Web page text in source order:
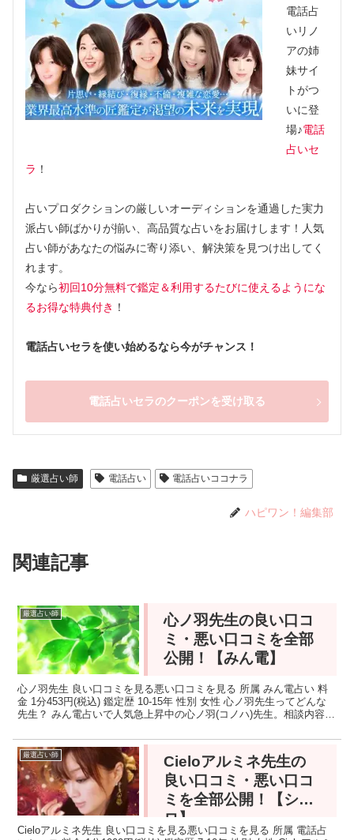
電話占
いリノ
アの姉
妹サイ
トがつ
いに登
場♪電話
占いセ
ラ ！
占いプロダクションの厳しいオーディションを通過した実力
派占い師ばかりが揃い、高品質な占いをお届けします！人気
占い師があなたの悩みに寄り添い、解決策を見つけ出してく
れます。
今なら初回10分無料で鑑定＆利用するたびに使えるようにな
るお得な特典付き ！
電話占いセラを使い始めるなら今がチャンス！
電話占いセラのクーポンを受け取る
厳選占い師 電話占い 電話占いココナラ
ハピワン！編集部
関連記事
厳選占い師
心ノ羽先生の良い口コ
ミ・悪い口コミを全部
公開！【みん電】
心ノ羽先生 良い口コミを見る悪い口コミを見る 所属 みん電占い 料
金 1分453円(税込) 鑑定歴 10-15年 性別 女性 心ノ羽先生ってどんな
先生？ みん電占いで人気急上昇中の心ノ羽(コノハ)先生。相談内容に
厳選占い師
Cieloアルミネ先生の
良い口コミ・悪い口コ
ミを全部公開！【シエ
ロ】
Cieloアルミネ先生 良い口コミを見る悪い口コミを見る 所属 電話占